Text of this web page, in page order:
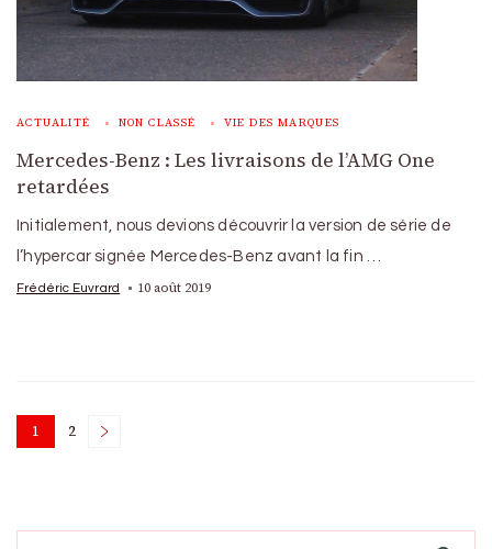
ACTUALITÉ NON CLASSÉ VIE DES MARQUES
Mercedes-Benz : Les livraisons de l’AMG One
retardées
Initialement, nous devions découvrir la version de série de
l’hypercar signée Mercedes-Benz avant la fin …
Frédéric Euvrard 10 août 2019
Posts
Page
1 Page
2